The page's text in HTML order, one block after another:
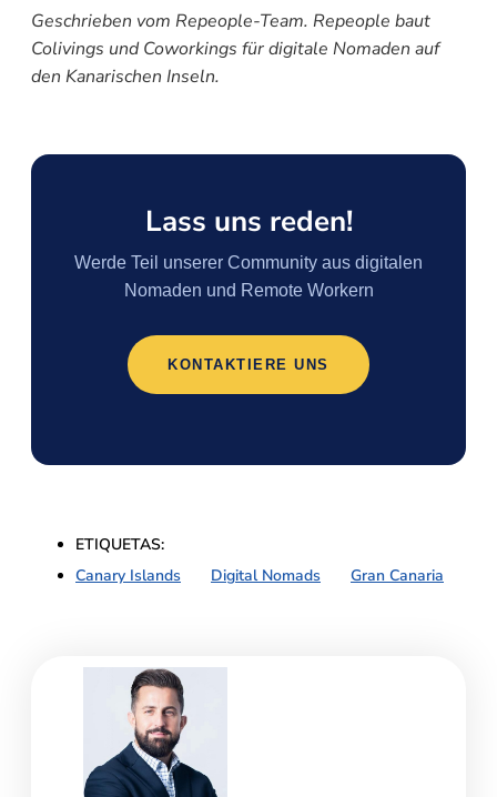
Geschrieben vom Repeople-Team. Repeople baut
Colivings und Coworkings für digitale Nomaden auf
den Kanarischen Inseln.
Lass uns reden!
Werde Teil unserer Community aus digitalen
Nomaden und Remote Workern
KONTAKTIERE UNS
ETIQUETAS:
Canary Islands
Digital Nomads Gran Canaria